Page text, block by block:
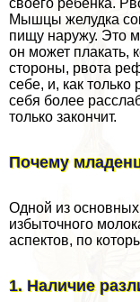
своего ребенка.
Мышцы желудка
пищу наружу. Это
он может плакать,
стороны, рвота
себе, и, как только
себя более
только закончит.
Почему
Одной из
избыточного
аспектов, по
1. Наличие